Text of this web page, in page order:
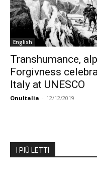
English
Transhumance,
Forgivness
Italy at UNESCO
OnuItalia - 12/12/2019
I PIÙ LETTI